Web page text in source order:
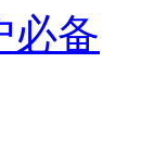
必备